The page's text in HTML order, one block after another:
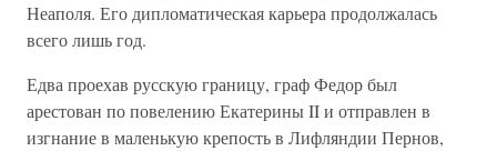
Неаполя. Его дипломатическая карьера продолжалась
всего лишь год.
Едва проехав русскую границу, граф Федор был
арестован по повелению Екатерины II и отправлен в
изгнание в маленькую крепость в Лифляндии Пернов,